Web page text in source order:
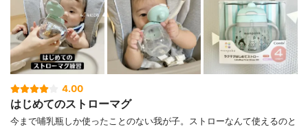
4.00
はじめてのストローマグ
今まで哺乳瓶しか使ったことのない我が子。ストローなんて使えるのと